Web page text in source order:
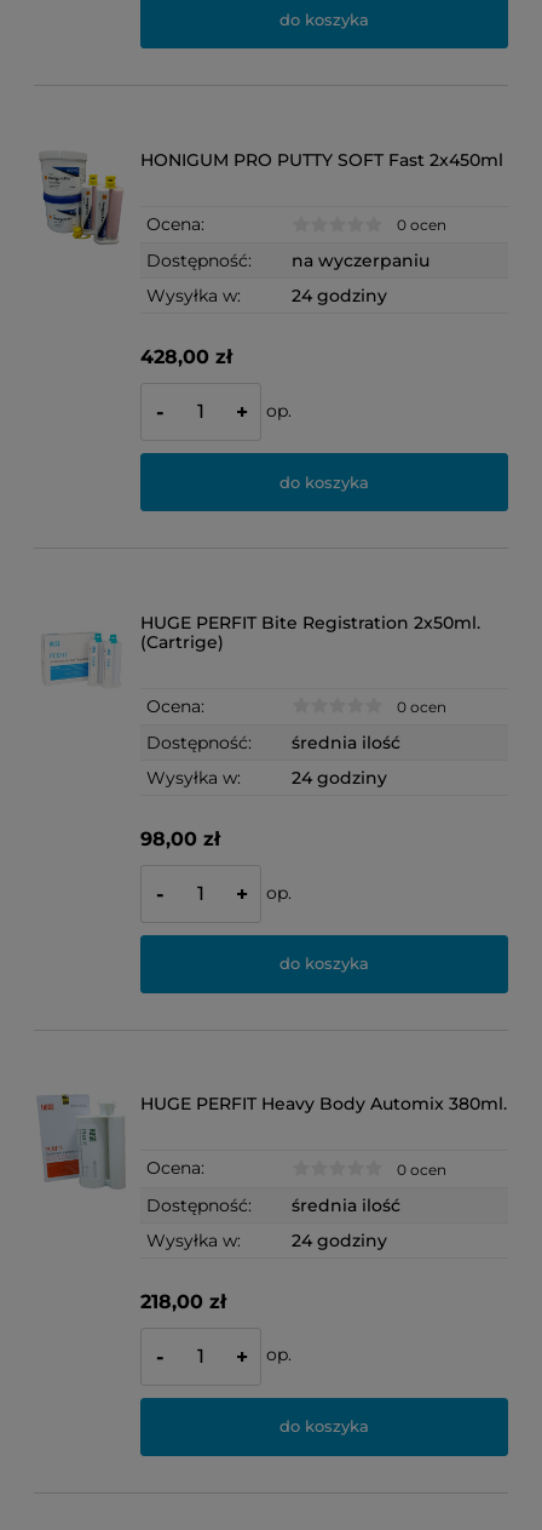
do koszyka
HONIGUM PRO PUTTY SOFT Fast 2x450ml
Ocena: 0 ocen
Dostępność:
na wyczerpaniu
Wysyłka w:
24 godziny
428,00 zł
- + op.
do koszyka
HUGE PERFIT Bite Registration 2x50ml.
(Cartrige)
Ocena: 0 ocen
Dostępność:
średnia ilość
Wysyłka w:
24 godziny
98,00 zł
- + op.
do koszyka
HUGE PERFIT Heavy Body Automix 380ml.
Ocena: 0 ocen
Dostępność:
średnia ilość
Wysyłka w:
24 godziny
218,00 zł
- + op.
do koszyka